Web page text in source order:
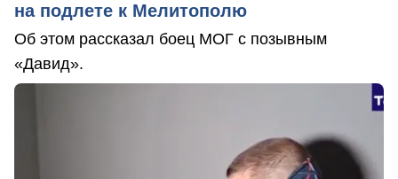
на подлете к Мелитополю
Об этом рассказал боец МОГ с позывным
«Давид».